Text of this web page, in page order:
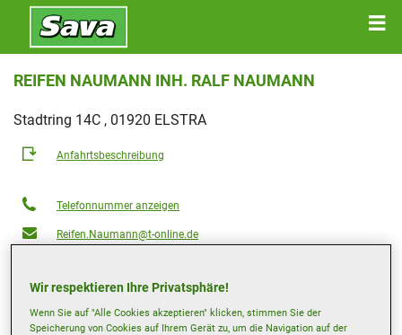
REIFEN NAUMANN INH. RALF NAUMANN
Stadtring 14C , 01920 ELSTRA
Anfahrtsbeschreibung
Telefonnummer anzeigen
Reifen.Naumann@t-online.de
Montag 07:00-12:00
Dienstag
07:00-12:00
13:00-18:00
Wir respektieren Ihre Privatsphäre!
Wenn Sie auf "Alle Cookies akzeptieren" klicken, stimmen Sie der
Speicherung von Cookies auf Ihrem Gerät zu, um die Navigation auf der